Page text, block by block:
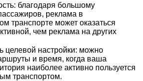
благодаря большому
реклама в
транспорте может оказаться
чем реклама на других
целевой настройки: можно
и время, когда ваша
наиболее активно пользуется
транспортом.